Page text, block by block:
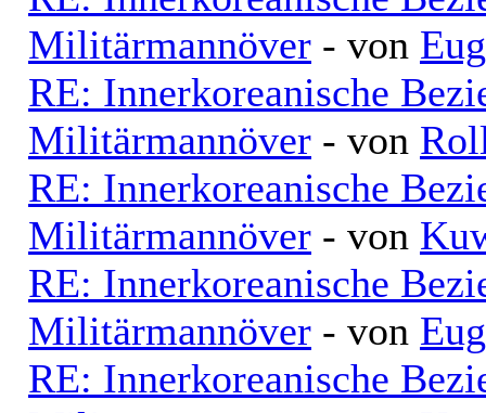
Militärmannöver - von
RE: Innerkoreanische
Militärmannöver - von
RE: Innerkoreanische
Militärmannöver - von
RE: Innerkoreanische
Militärmannöver - von
RE: Innerkoreanische